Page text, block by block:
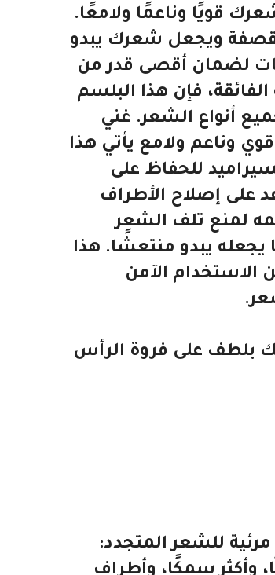
قويًا وناعمًا ولامعًا.
ويجعل شعرك يبدو
لضمان أقصى قدر من
فإن هذا البلسم
أنواع الشعر. غني
وناعم ولامع يأتي هذا
للحفاظ على
على إصلاح الأطراف
لمنع تلف الشعر
يجعله يبدو منتعشًا. هذا
الاستخدام الآمن
بلطف على فروة الرأس
5 علامات مرئية للشعر المتجدد:
وأكثر سمكًا، وأطراف